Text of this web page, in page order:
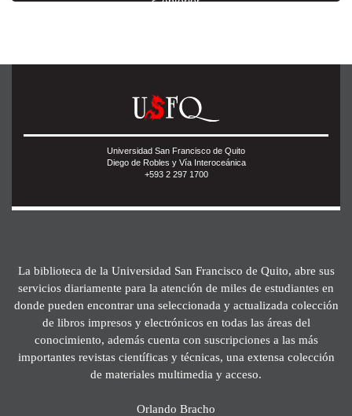
Universidad San Francisco de Quito
Diego de Robles y Vía Interoceánica
+593 2 297 1700
La biblioteca de la Universidad San Francisco de Quito, abre sus
servicios diariamente para la atención de miles de estudiantes en
donde pueden encontrar una seleccionada y actualizada colección
de libros impresos y electrónicos en todas las áreas del
conocimiento, además cuenta con suscripciones a las más
importantes revistas científicas y técnicas, una extensa colección
de materiales multimedia y acceso.
Orlando Bracho